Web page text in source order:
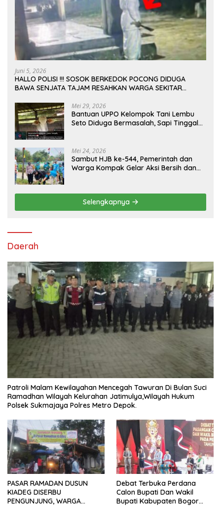
Juni 5, 2026
HALLO POLISI !!! SOSOK BERKEDOK POCONG DIDUGA
BAWA SENJATA TAJAM RESAHKAN WARGA SEKITAR
Mei 29, 2026
Bantuan UPPO Kelompok Tani Lembu
Seto Diduga Bermasalah, Sapi Tinggal
Mei 24, 2026
Sambut HJB ke-544, Pemerintah dan
Warga Kompak Gelar Aksi Bersih dan
Selengkapnya
Daerah
Patroli Malam Kewilayahan Mencegah Tawuran Di Bulan Suci
Ramadhan Wilayah Kelurahan Jatimulya,Wilayah Hukum
Polsek Sukmajaya Polres Metro Depok.
PASAR RAMADAN DUSUN
KIADEG DISERBU
PENGUNJUNG, WARGA
Debat Terbuka Perdana
Calon Bupati Dan Wakil
Bupati Kabupaten Bogor